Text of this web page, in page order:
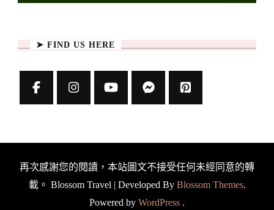
➤ FIND US HERE
再次感謝您的閱讀，本站圖文不接受任何未經同意的轉
載。 Blossom Travel | Developed By Blossom Themes.
Powered by WordPress .